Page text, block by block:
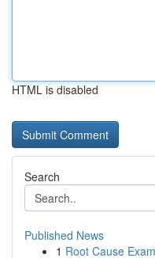
HTML is disabled
Search
Published News
1 Root Cause